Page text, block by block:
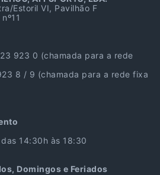
Estoril VI, Pavilhão F
923 0 (chamada para a rede
8 / 9 (chamada para a rede fixa
14:30h às 18:30
Domingos e Feriados